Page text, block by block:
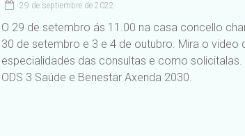
29 de septiembre de 2022
O 29 de setembro ás 11.00 na casa concello
30 de setembro e 3 e 4 de outubro. Mira o
especialidades das consultas e como
ODS 3 Saúde e Benestar Axenda 2030.